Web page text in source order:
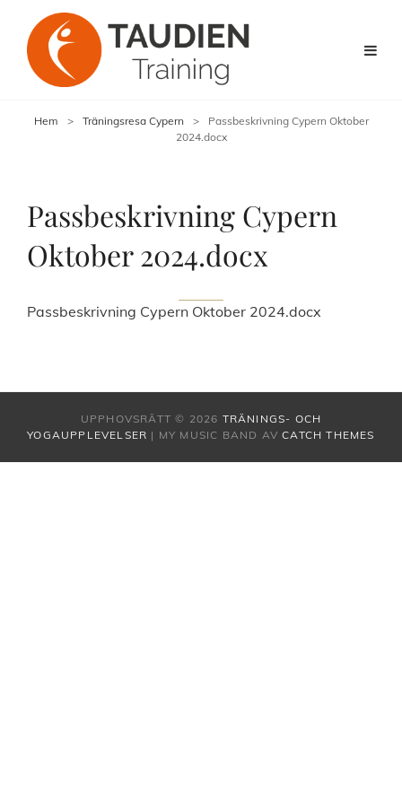
Hem > Träningsresa Cypern >
Passbeskrivning Cypern Oktober
2024.docx
Passbeskrivning Cypern
Oktober 2024.docx
Passbeskrivning Cypern Oktober 2024.docx
UPPHOVSRÄTT © 2026 TRÄNINGS- OCH
YOGAUPPLEVELSER | MY MUSIC BAND AVCATCH THEMES